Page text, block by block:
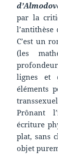
par la
C’est un
(les
lignes et
éléments
Prônant
écriture
plat, sans
objet